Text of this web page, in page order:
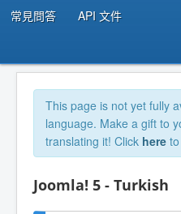
常見問答 API 文件
This page is not yet fully
language. Make a gift to
translating it! Click here
Joomla! 5 - Turkish